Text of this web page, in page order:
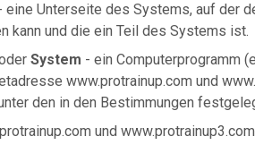
Unterseite des Systems, auf der
kann und die ein Teil des Systems ist.
System - ein Computerprogramm
www.protrainup.com und
den in den Bestimmungen
und